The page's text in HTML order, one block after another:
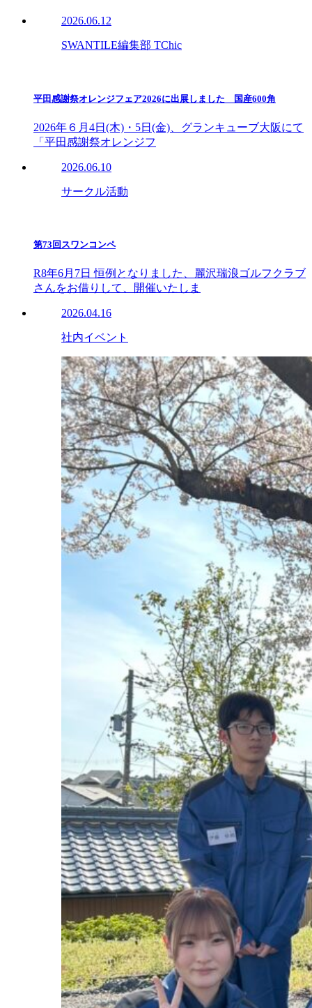
2026.06.12
SWANTILE編集部 TChic
平田感謝祭オレンジフェア2026に出展しました 国産600角
2026年６月4日(木)・5日(金)、グランキューブ大阪にて
「平田感謝祭オレンジフ
2026.06.10
サークル活動
第73回スワンコンペ
R8年6月7日 恒例となりました、麗沢瑞浪ゴルフクラブ
さんをお借りして、開催いたしま
2026.04.16
社内イベント